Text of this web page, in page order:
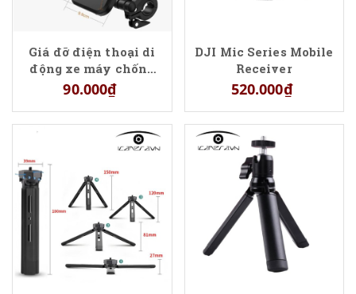
Giá đỡ điện thoại di
động xe máy chống
nước
90.000₫
DJI Mic Series Mobile
Receiver
520.000₫